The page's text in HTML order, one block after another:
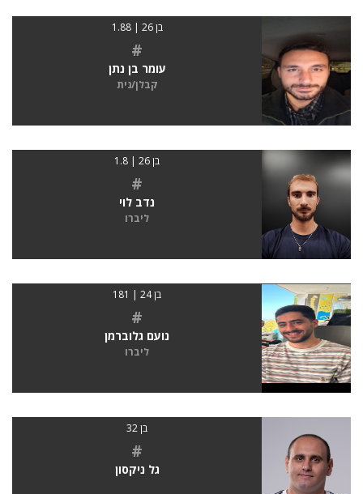
בן 26 | 1.88
#
עומר בן נתן
קבלן/נית
בן 26 | 1.8
#
נדב לוי
ליברו
בן 24 | 181
#
נועם גלוברמן
ליברו
בן 32
#
גל ניקסון